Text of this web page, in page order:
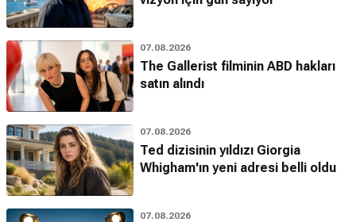
07.08.2026
The Gallerist filminin ABD hakları
satın alındı
07.08.2026
Ted dizisinin yıldızı Giorgia
Whigham'ın yeni adresi belli oldu
07.08.2026